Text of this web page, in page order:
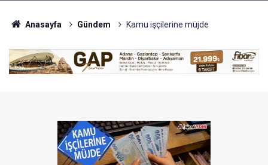
Anasayfa Gündem Kamu işçilerine müjde